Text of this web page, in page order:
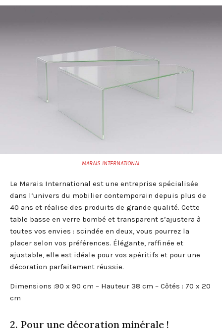
MARAIS INTERNATIONAL
Le Marais International est une entreprise spécialisée
dans l’univers du mobilier contemporain depuis plus de
40 ans et réalise des produits de grande qualité. Cette
table basse en verre bombé et transparent s’ajustera à
toutes vos envies : scindée en deux, vous pourrez la
placer selon vos préférences. Élégante, raffinée et
ajustable, elle est idéale pour vos apéritifs et pour une
décoration parfaitement réussie.
Dimensions :90 x 90 cm – Hauteur 38 cm – Côtés : 70 x 20
cm
2. Pour une décoration minérale !